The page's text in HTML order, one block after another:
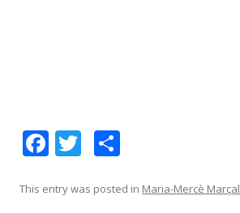
F
e
T
itt m
This entry was posted in Maria-Mercè Marçal